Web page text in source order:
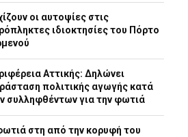
οι αυτοψίες στις
ιδιοκτησίες του Πόρτο
Αττικής: Δηλώνει
πολιτικής αγωγής κατά
συλληφθέντων για την φωτιά
στη από την κορυφή του